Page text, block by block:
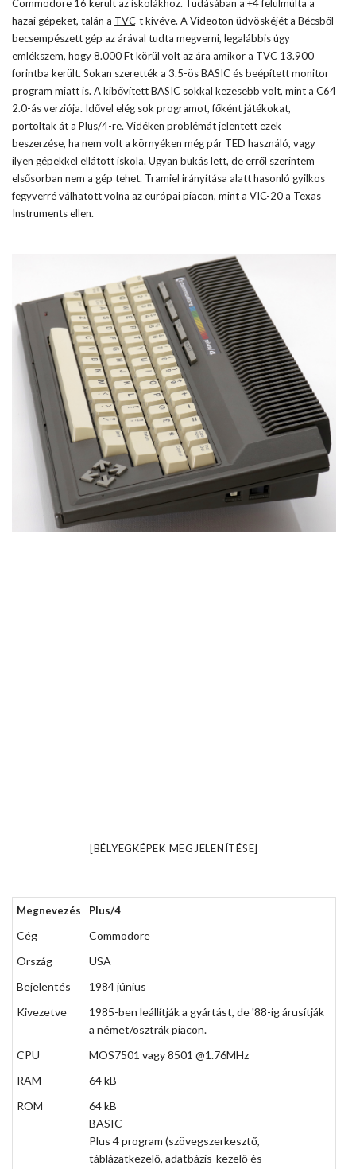
Commodore 16 került az iskolákhoz. Tudásában a +4 felülmúlta a
hazai gépeket, talán a TVC-t kivéve. A Videoton üdvöskéjét a Bécsből
becsempészett gép az árával tudta megverni, legalábbis úgy
emlékszem, hogy 8.000 Ft körül volt az ára amikor a TVC 13.900
forintba került. Sokan szerették a 3.5-ös BASIC és beépített monitor
program miatt is. A kibővített BASIC sokkal kezesebb volt, mint a C64
2.0-ás verziója. Idővel elég sok programot, főként játékokat,
portoltak át a Plus/4-re. Vidéken problémát jelentett ezek
beszerzése, ha nem volt a környéken még pár TED használó, vagy
ilyen gépekkel ellátott iskola. Ugyan bukás lett, de erről szerintem
elsősorban nem a gép tehet. Tramiel irányítása alatt hasonló gyilkos
fegyverré válhatott volna az európai piacon, mint a VIC-20 a Texas
Instruments ellen.
[BÉLYEGKÉPEK MEGJELENÍTÉSE]
Megnevezés Plus/4
Cég
Commodore
Ország
USA
Bejelentés
1984 június
Kivezetve
1985-ben leállítják a gyártást, de '88-ig árusítják
a német/osztrák piacon.
CPU
MOS7501 vagy 8501 @1.76MHz
RAM
64 kB
ROM
64 kB
BASIC
Plus 4 program (szövegszerkesztő,
táblázatkezelő, adatbázis-kezelő és